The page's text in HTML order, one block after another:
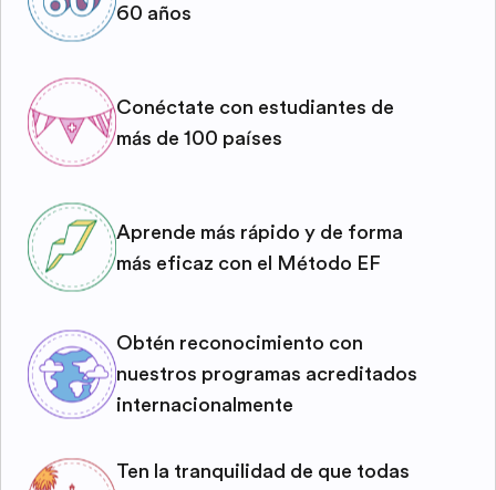
60 años
Conéctate con estudiantes de
más de 100 países
Aprende más rápido y de forma
más eficaz con el Método EF
Obtén reconocimiento con
nuestros programas acreditados
internacionalmente
Ten la tranquilidad de que todas